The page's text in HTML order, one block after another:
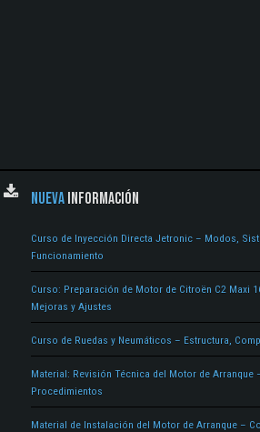
NUEVAINFORMACIÓN
Curso de Inyección Directa Jetronic – Modos,
Funcionamiento
Curso: Preparación de Motor de Citroën C2 Maxi
Mejoras y Ajustes
Curso de Ruedas y Neumáticos – Estructura,
Material: Revisión Técnica del Motor de Arranque
Procedimientos
Material de Instalación del Motor de Arranque –